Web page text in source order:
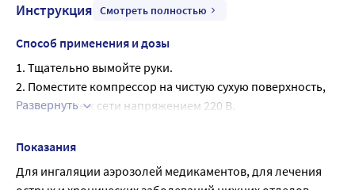
Инструкция Смотреть полностью
Способ применения и дозы
1. Тщательно вымойте руки.
2. Поместите компрессор на чистую сухую поверхность,
подключите к сети напряжением 220 В.
соедините трубку-воздуховод с компрессором и
4. Заполните распылитель раствором лекарственного
Развернуть
Показания
Для ингаляции аэрозолей медикаментов, для лечения